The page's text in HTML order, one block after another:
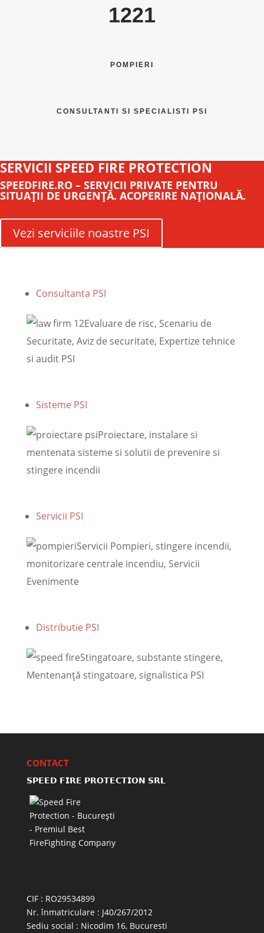
1221
POMPIERI
CONSULTANTI SI SPECIALISTI PSI
SERVICII SPEED FIRE PROTECTION
SPEEDFIRE.RO – SERVICII PRIVATE PENTRU
SITUAŢII DE URGENŢĂ. ACOPERIRE NAŢIONALĂ.
Vezi serviciile noastre PSI
Consultanta PSI
Evaluare de risc, Scenariu de
Securitate, Aviz de securitate, Expertize tehnice
si audit PSI
Sisteme PSI
Proiectare, instalare si
mentenata sisteme si solutii de prevenire si
stingere incendii
Servicii PSI
Servicii Pompieri, stingere incendii,
monitorizare centrale incendiu, Servicii
Evenimente
Distributie PSI
Stingatoare, substante stingere,
Mentenanţă stingatoare, signalistica PSI
CONTACT
𝗦𝗣𝗘𝗘𝗗 𝗙𝗜𝗥𝗘 𝗣𝗥𝗢𝗧𝗘𝗖𝗧𝗜𝗢𝗡 𝗦𝗥𝗟
CIF : RO29534899
Nr. înmatriculare : J40/267/2012
Sediu social : Nicodim 16, Bucuresti